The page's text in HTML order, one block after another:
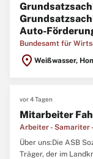
Auto-
Bundesamt für
location_on Weißwasser,
vor 4 Tagen
Mitarbeiter
Arbeiter - Samariter
Über uns:Die ASB
Träger, der im